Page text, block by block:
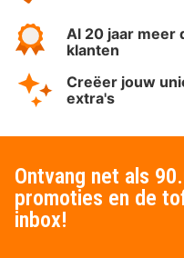
Al 20 jaar meer
klanten
Creëer jouw
extra's
Ontvang net als
promoties en de
inbox!